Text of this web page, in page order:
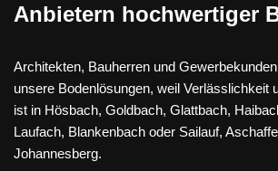
Anbietern hochwertiger
Architekten, Bauherren und
unsere Bodenlösungen, weil Verlässlichkeit
ist in Hösbach, Goldbach, Glattbach,
Laufach, Blankenbach oder Sailauf,
Johannesberg.